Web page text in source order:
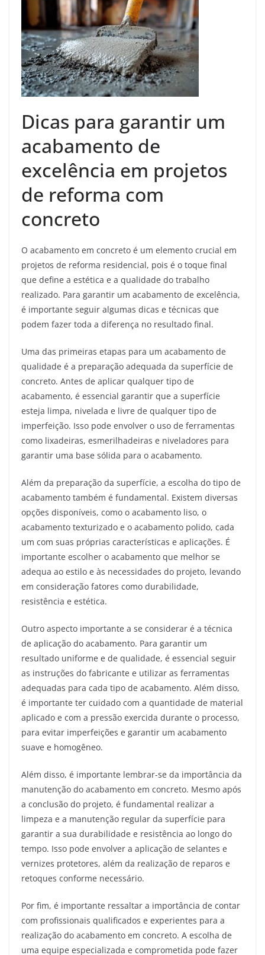
Dicas para garantir um
acabamento de
excelência em projetos
de reforma com
concreto
O acabamento em concreto é um elemento crucial em
projetos de reforma residencial, pois é o toque final
que define a estética e a qualidade do trabalho
realizado. Para garantir um acabamento de excelência,
é importante seguir algumas dicas e técnicas que
podem fazer toda a diferença no resultado final.
Uma das primeiras etapas para um acabamento de
qualidade é a preparação adequada da superfície de
concreto. Antes de aplicar qualquer tipo de
acabamento, é essencial garantir que a superfície
esteja limpa, nivelada e livre de qualquer tipo de
imperfeição. Isso pode envolver o uso de ferramentas
como lixadeiras, esmerilhadeiras e niveladores para
garantir uma base sólida para o acabamento.
Além da preparação da superfície, a escolha do tipo de
acabamento também é fundamental. Existem diversas
opções disponíveis, como o acabamento liso, o
acabamento texturizado e o acabamento polido, cada
um com suas próprias características e aplicações. É
importante escolher o acabamento que melhor se
adequa ao estilo e às necessidades do projeto, levando
em consideração fatores como durabilidade,
resistência e estética.
Outro aspecto importante a se considerar é a técnica
de aplicação do acabamento. Para garantir um
resultado uniforme e de qualidade, é essencial seguir
as instruções do fabricante e utilizar as ferramentas
adequadas para cada tipo de acabamento. Além disso,
é importante ter cuidado com a quantidade de material
aplicado e com a pressão exercida durante o processo,
para evitar imperfeições e garantir um acabamento
suave e homogêneo.
Além disso, é importante lembrar-se da importância da
manutenção do acabamento em concreto. Mesmo após
a conclusão do projeto, é fundamental realizar a
limpeza e a manutenção regular da superfície para
garantir a sua durabilidade e resistência ao longo do
tempo. Isso pode envolver a aplicação de selantes e
vernizes protetores, além da realização de reparos e
retoques conforme necessário.
Por fim, é importante ressaltar a importância de contar
com profissionais qualificados e experientes para a
realização do acabamento em concreto. A escolha de
uma equipe especializada e comprometida pode fazer